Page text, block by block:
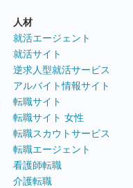
人材
就活エージェント
就活サイト
逆求人型就活サービス
アルバイト情報サイト
転職サイト
転職サイト 女性
転職スカウトサービス
転職エージェント
看護師転職
介護転職